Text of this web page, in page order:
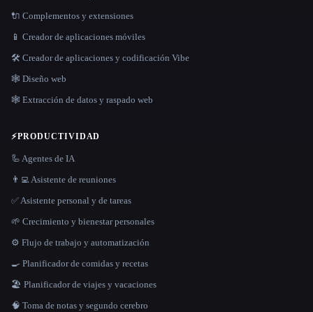
🔌 Complementos y extensiones
📱 Creador de aplicaciones móviles
🛠️ Creador de aplicaciones y codificación Vibe
🕸 Diseño web
🕸️ Extracción de datos y raspado web
⚡PRODUCTIVIDAD
🦾 Agentes de IA
👨‍💻 Asistente de reuniones
✅ Asistente personal y de tareas
🌱 Crecimiento y bienestar personales
⚙️ Flujo de trabajo y automatización
🍳 Planificador de comidas y recetas
🏖 Planificador de viajes y vacaciones
🧠 Toma de notas y segundo cerebro